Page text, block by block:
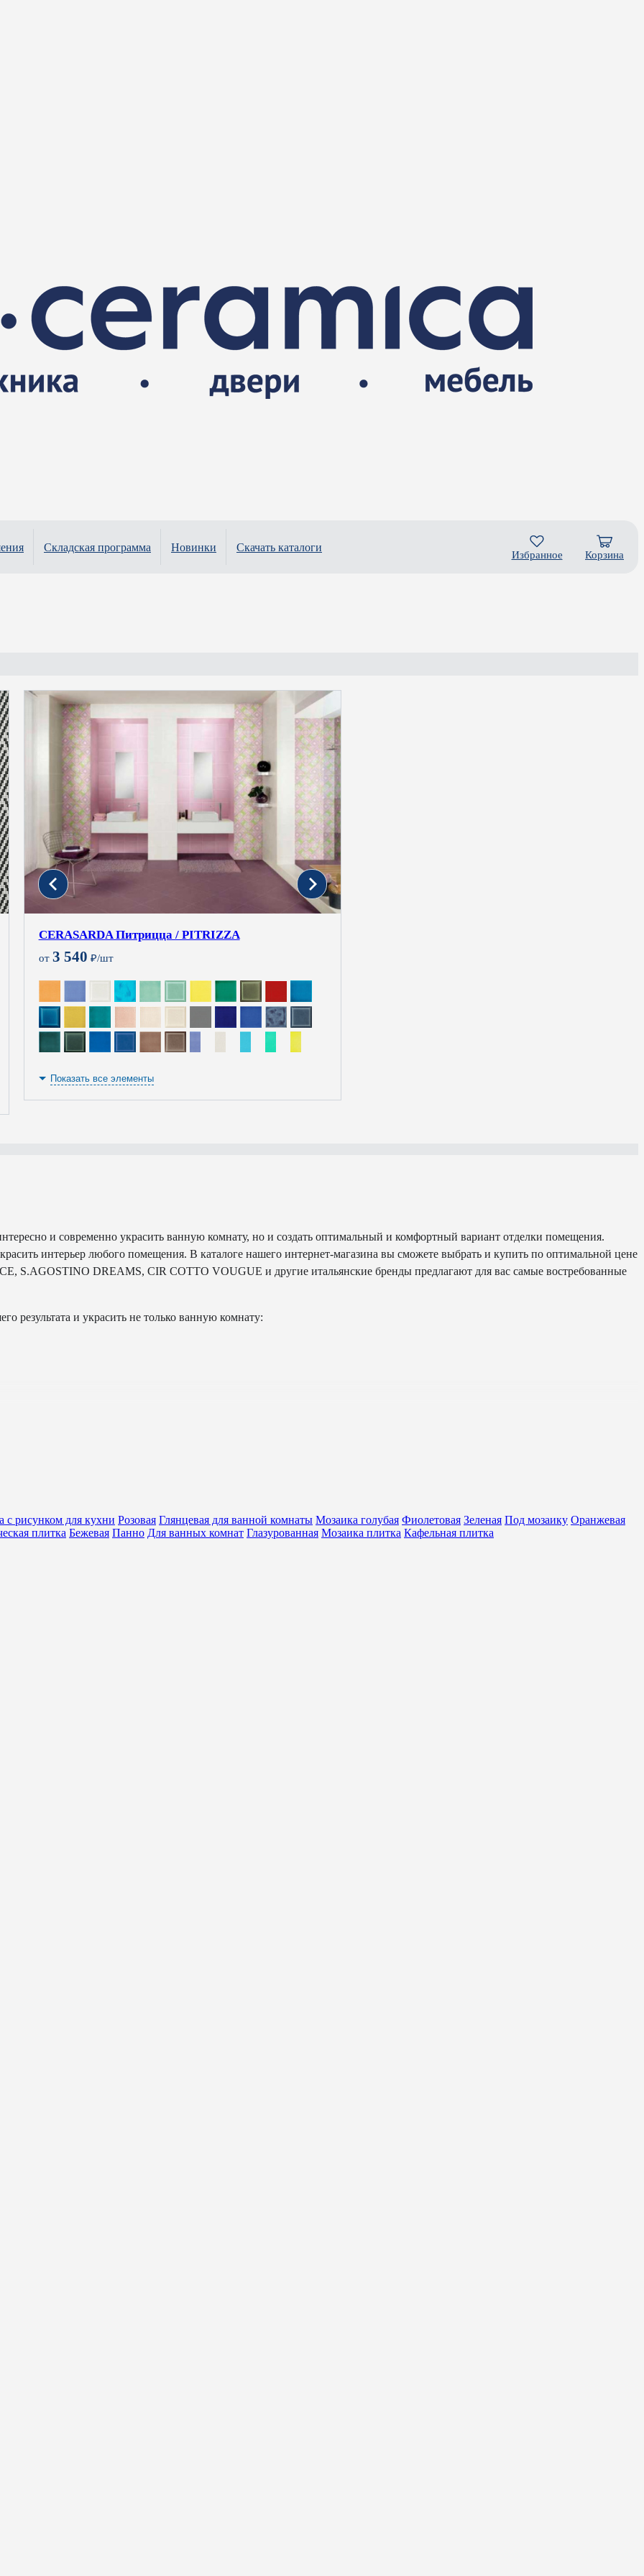
Складская программа Новинки Скачать каталоги
Избранное Корзина
CERASARDA Питрицца / PITRIZZA
от 3 540 ₽/шт
Показать все элементы
и современно украсить ванную комнату, но и создать оптимальный и комфортный вариант отделки помещения.
интерьер любого помещения. В каталоге нашего интернет-магазина вы сможете выбрать и купить по оптимальной цене
S.AGOSTINO DREAMS, CIR COTTO VOUGUE и другие итальянские бренды предлагают для вас самые востребованные
результата и украсить не только ванную комнату:
обладает любое другое подобное изделие: устойчивость к влаге, истиранию. Прочная, качественная и красивая
интерьера. При правильном сочетании цвета, размера и формы ваша ванная комната, душевая кабина или кухня
подобрать самые интересные варианты и создать уникальную атмосферу в любом помещении.
с рисунком для кухни Розовая Глянцевая для ванной комнаты Мозаика голубая Фиолетовая Зеленая Под мозаику Оранжевая
плитка Бежевая Панно Для ванных комнат Глазурованная Мозаика плитка Кафельная плитка